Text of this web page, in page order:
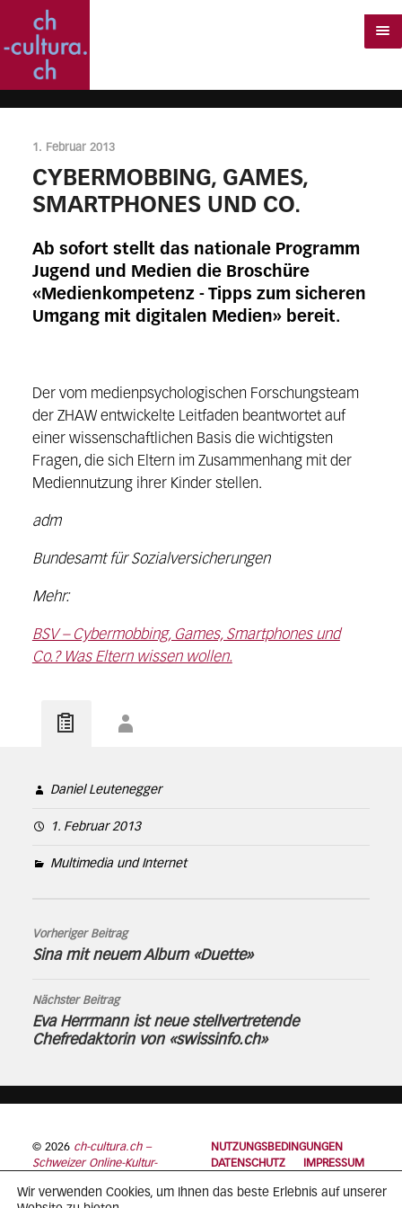
1. Februar 2013
CYBERMOBBING, GAMES,
SMARTPHONES UND CO.
Ab sofort stellt das nationale Programm
Jugend und Medien die Broschüre
«Medienkompetenz - Tipps zum sicheren
Umgang mit digitalen Medien» bereit.
Der vom medienpsychologischen Forschungsteam
der ZHAW entwickelte Leitfaden beantwortet auf
einer wissenschaftlichen Basis die wichtigsten
Fragen, die sich Eltern im Zusammenhang mit der
Mediennutzung ihrer Kinder stellen.
adm
Bundesamt für Sozialversicherungen
Mehr:
BSV – Cybermobbing, Games, Smartphones und
Co.? Was Eltern wissen wollen.
Daniel Leutenegger
1. Februar 2013
Multimedia und Internet
Vorheriger Beitrag
Sina mit neuem Album «Duette»
Nächster Beitrag
Eva Herrmann ist neue stellvertretende
Chefredaktorin von «swissinfo.ch»
© 2026 ch-cultura.ch –
Schweizer Online-Kultur-
NUTZUNGSBEDINGUNGEN
DATENSCHUTZ
IMPRESSUM
Wir verwenden Cookies, um Ihnen das beste Erlebnis auf unserer